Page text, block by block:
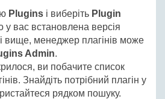
Plugins і виберіть Plugin
у вас встановлена версія
вище, менеджер плагінів може
Admin.
ви побачите список
Знайдіть потрібний плагін у
рядком пошуку.